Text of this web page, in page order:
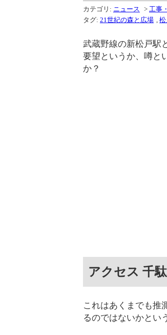
カテゴリ: ニュース > 工事
タグ: 21世紀の森と広場
武蔵野線の新松戸駅
要望というか、噂と
か？
アクセス 千
これはあくまでも推
るのではないかとい